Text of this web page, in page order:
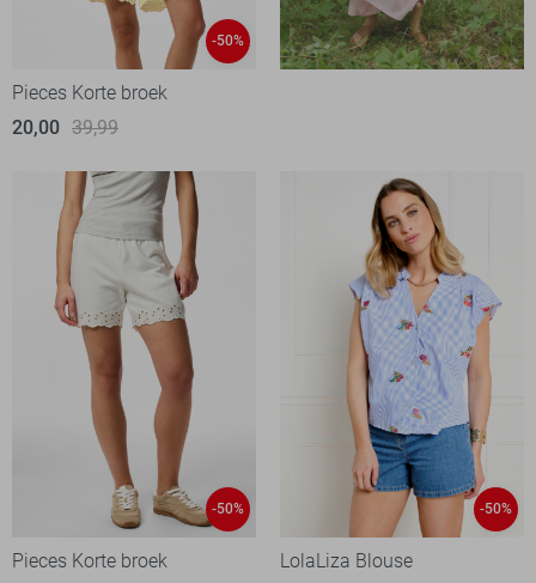
-50%
Pieces Korte broek
20,00 39,99
-50%
Pieces Korte broek
-50%
LolaLiza Blouse